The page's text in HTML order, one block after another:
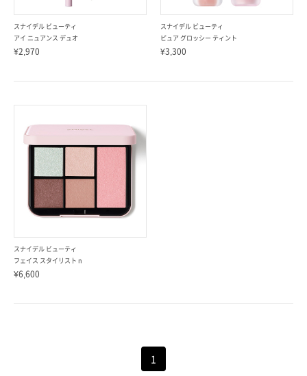
スナイデル ビューティ
アイ ニュアンス デュオ
¥2,970
スナイデル ビューティ
ピュア グロッシー ティント
¥3,300
スナイデル ビューティ
フェイス スタイリスト n
¥6,600
1